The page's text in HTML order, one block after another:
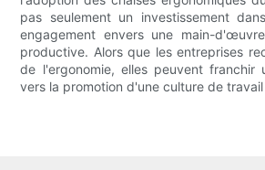
pas seulement un investissement
engagement envers une main-
productive. Alors que les entreprises
de l'ergonomie, elles peuvent franchir
vers la promotion d'une culture de travail